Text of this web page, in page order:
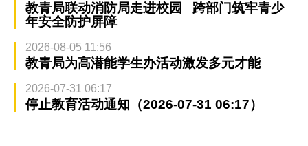
教青局联动消防局走进校园 跨部门筑牢青少
年安全防护屏障
2026-08-05 11:56
教青局为高潜能学生办活动激发多元才能
2026-07-31 06:17
停止教育活动通知（2026-07-31 06:17）